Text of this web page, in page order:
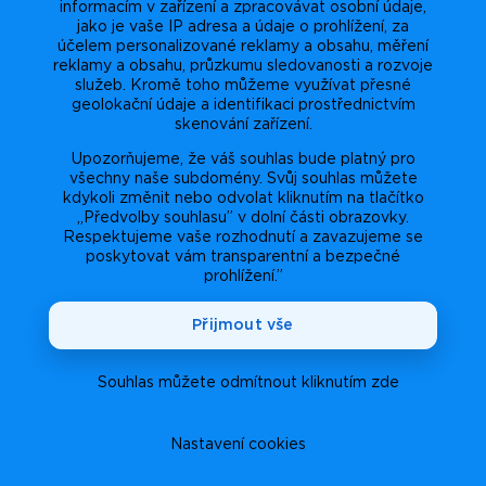
informacím v zařízení a zpracovávat osobní údaje,
jako je vaše IP adresa a údaje o prohlížení, za
účelem personalizované reklamy a obsahu, měření
reklamy a obsahu, průzkumu sledovanosti a rozvoje
služeb. Kromě toho můžeme využívat přesné
geolokační údaje a identifikaci prostřednictvím
skenování zařízení.
Upozorňujeme, že váš souhlas bude platný pro
všechny naše subdomény. Svůj souhlas můžete
kdykoli změnit nebo odvolat kliknutím na tlačítko
„Předvolby souhlasu” v dolní části obrazovky.
Respektujeme vaše rozhodnutí a zavazujeme se
poskytovat vám transparentní a bezpečné
prohlížení.”
Nastavení cookies
Souhlas můžete odmítnout kliknutím zde
Přijmout vše